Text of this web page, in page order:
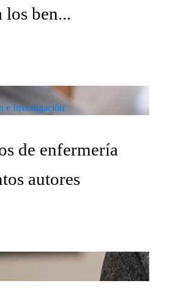
los ben...
e Investigación
de enfermería
autores